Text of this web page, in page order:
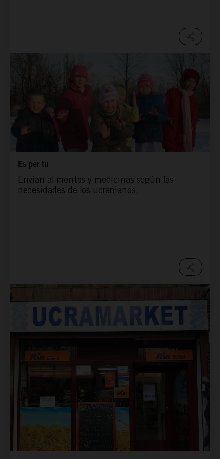
Es per tu
Envían alimentos y medicinas según las
necesidades de los ucranianos.